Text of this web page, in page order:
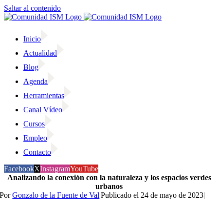
Saltar al contenido
Inicio
Actualidad
Blog
Agenda
Herramientas
Canal Vídeo
Cursos
Empleo
Contacto
FacebookXInstagramYouTube
Analizando la conexión con la naturaleza y los espacios verdes
urbanos
PorGonzalo de la Fuente de Val|Publicado el 24 de mayo de 2023|